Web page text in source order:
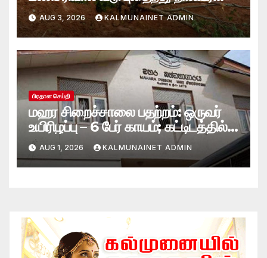
மாயம்
AUG 3, 2026 KALMUNAINET ADMIN
பிரதான செய்தி
மஹர சிறைச்சாலை பதற்றம்: ஒருவர்
உயிரிழப்பு – 6 பேர் காயம்; கட்டிடத்தில்
பாரிய தீ
AUG 1, 2026 KALMUNAINET ADMIN